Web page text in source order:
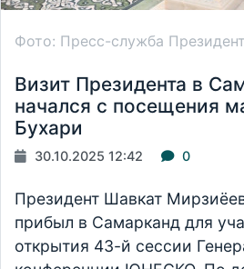
Фото: Пресс-служба
Визит Президента в
начался с посещения
Бухари
30.10.2025 12:42 0
Президент Шавкат
прибыл в Самарканд для
открытия 43-й сессии